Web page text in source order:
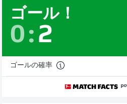
ゴール！
0: 2
ゴールの確率